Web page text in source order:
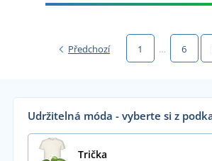
Předchozí 1 … 6
Udržitelná móda - vyberte si z
Trička